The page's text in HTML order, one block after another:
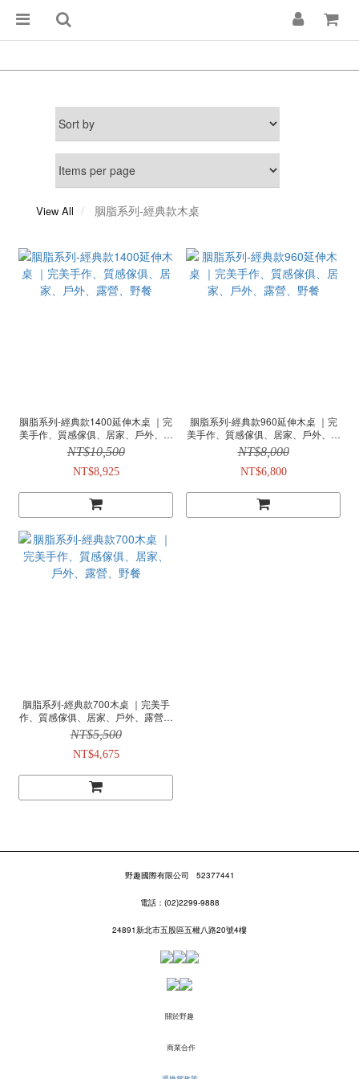
View All 胭脂系列-經典款木桌
胭脂系列-經典款1400延伸木桌 ｜完
美手作、質感傢俱、居家、戶外、露
營、野餐
NT$10,500
NT$8,925
胭脂系列-經典款960延伸木桌 ｜完
美手作、質感傢俱、居家、戶外、露
營、野餐
NT$8,000
NT$6,800
胭脂系列-經典款700木桌 ｜完美手
作、質感傢俱、居家、戶外、露營、
野餐
NT$5,500
NT$4,675
野趣國際有限公司 52377441
電話：(02)2299-9888
24891新北市五股區五權八路20號4樓
關於野趣
商業合作